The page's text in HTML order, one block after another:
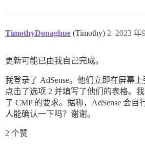
TimothyDonaghue (Timothy) 2023 年
2
更新可能已由我自己完成。
我登录了 AdSense。他们立即在屏幕
点击了选项 2 并填写了他们的表格。
了 CMP 的要求。据称，AdSense 会自
人能确认一下吗？谢谢。
2 个赞